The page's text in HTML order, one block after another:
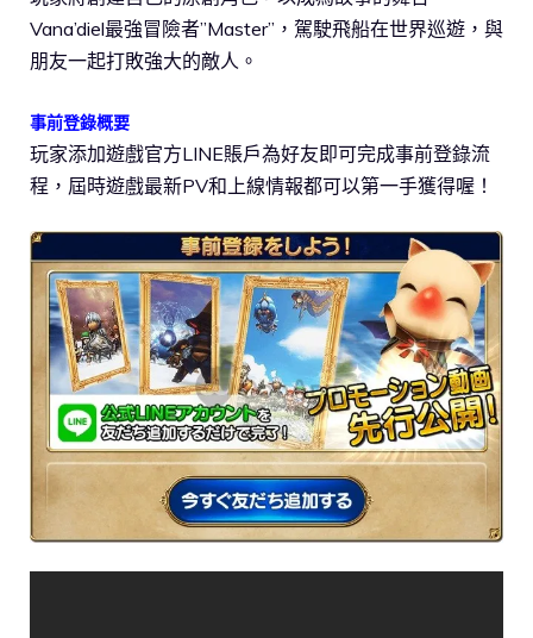
Vana’diel最強冒險者”Master”，駕駛飛船在世界巡遊，與
朋友一起打敗強大的敵人。
事前登錄概要
玩家添加遊戲官方LINE賬戶為好友即可完成事前登錄流
程，屆時遊戲最新PV和上線情報都可以第一手獲得喔！